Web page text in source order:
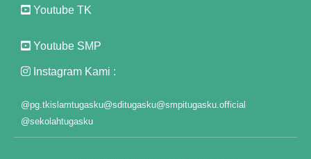
Youtube TK
Youtube SMP
Instagram Kami :
@pg.tkislamtugasku@sditugasku@smpitugasku.official
@sekolahtugasku